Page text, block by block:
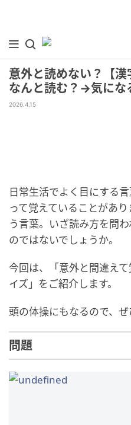
意外と読めない？【
なんと読む？→気にな
2026.4.15
日常生活でよく目にする
って覚えていることがあ
う言葉。いざ読み方を問
のではないでしょうか。
今回は、「意外と間違え
イズ」をご紹介します。
頭の体操にもなるので、ぜ
問題